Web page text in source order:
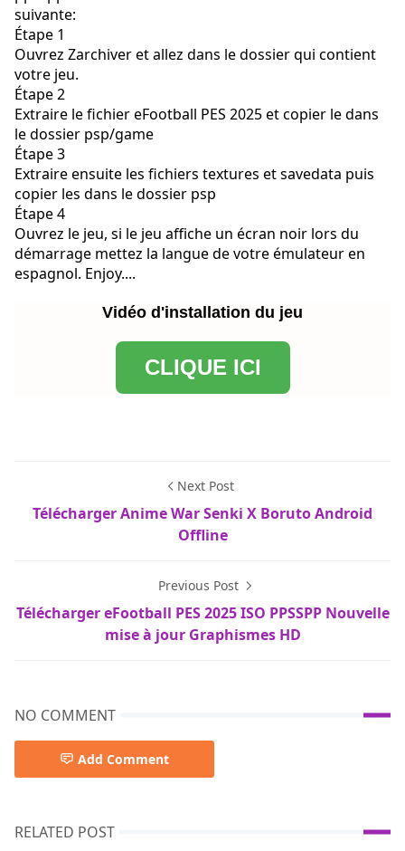
suivante:
Étape 1
Ouvrez Zarchiver et allez dans le dossier qui contient
votre jeu.
Étape 2
Extraire le fichier eFootball PES 2025 et copier le dans
le dossier psp/game
Étape 3
Extraire ensuite les fichiers textures et savedata puis
copier les dans le dossier psp
Étape 4
Ouvrez le jeu, si le jeu affiche un écran noir lors du
démarrage mettez la langue de votre émulateur en
espagnol. Enjoy....
Vidéo d'installation du jeu
CLIQUE ICI
Next Post
Télécharger Anime War Senki X Boruto Android
Offline
Previous Post
Télécharger eFootball PES 2025 ISO PPSSPP Nouvelle
mise à jour Graphismes HD
NO COMMENT
Add Comment
RELATED POST